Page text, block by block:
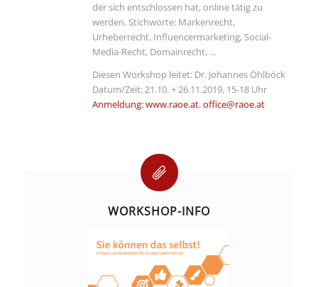
der sich entschlossen hat, online tätig zu
werden. Stichworte: Markenrecht,
Urheberrecht, Influencermarketing, Social-
Media-Recht, Domainrecht, …
Diesen Workshop leitet: Dr. Johannes Öhlböck
Datum/Zeit: 21.10. + 26.11.2019, 15-18 Uhr
Anmeldung: www.raoe.at,office@raoe.at
WORKSHOP-INFO